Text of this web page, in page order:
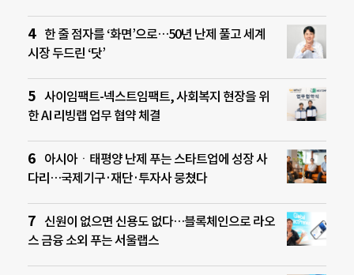
한 줄 점자를 ‘화면’으로…50년 난제 풀고 세계
시장 두드린 ‘닷’
사이임팩트-넥스트임팩트, 사회복지 현장을 위
한 AI 리빙랩 업무 협약 체결
아시아ㆍ태평양 난제 푸는 스타트업에 성장 사
다리…국제기구·재단·투자사 뭉쳤다
신원이 없으면 신용도 없다…블록체인으로 라오
스 금융 소외 푸는 서울랩스